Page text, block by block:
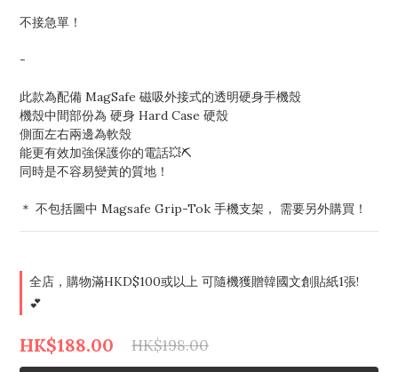
不接急單！
-
此款為配備 MagSafe 磁吸外接式的透明硬身手機殼
機殼中間部份為 硬身 Hard Case 硬殼
側面左右兩邊為軟殼
能更有效加強保護你的電話💥⛏️
同時是不容易變黃的質地！
＊ 不包括圖中 Magsafe Grip-Tok 手機支架， 需要另外購買！
全店，購物滿HKD$100或以上 可隨機獲贈韓國文創貼紙1張!
💕
HK$188.00 HK$198.00